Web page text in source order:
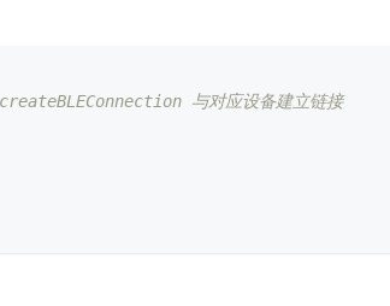
与对应设备建立链接